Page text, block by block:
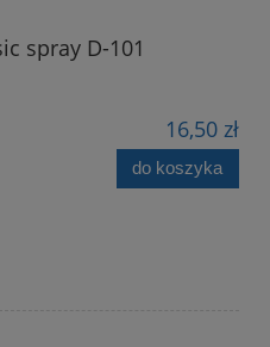
spray D-101
16,50 zł
do koszyka